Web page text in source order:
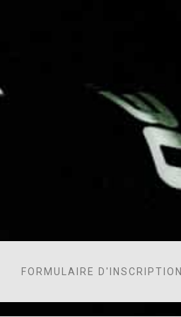
FORMULAIRE D'INSCRIPTION